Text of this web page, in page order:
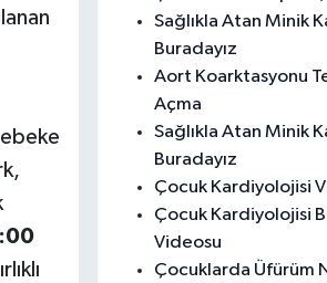
Sağlıkla Atan Minik
Buradayız
Aort Koarktasyonu
Açma
Sağlıkla Atan Minik
Buradayız
Çocuk Kardiyolojisi
Çocuk Kardiyolojisi
Videosu
Çocuklarda Üfürüm